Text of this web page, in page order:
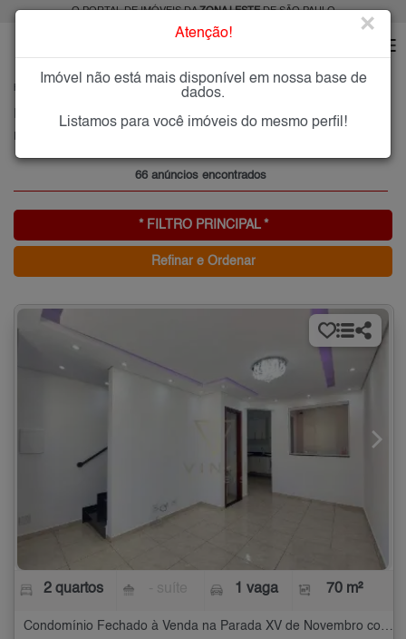
O PORTAL DE IMÓVEIS DAZONA LESTEDE SÃO PAULO
PARADA XV DE NOVEMBRO
66 anúncios encontrados
* FILTRO PRINCIPAL *
Refinar e Ordenar
2 quartos 1 vaga 70 m²
Atenção! ×
Imóvel não está mais disponível em nossa base de
dados.
Listamos para você imóveis do mesmo perfil!